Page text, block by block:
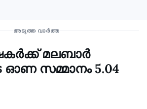
അടുത്ത വാർത്ത
മലബാര്‍
ഓണ സമ്മാനം 5.04